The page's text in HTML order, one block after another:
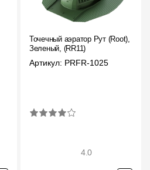
Точечный аэратор Рут (Root),
Зеленый, (RR11)
Артикул: PRFR-1025
4.0